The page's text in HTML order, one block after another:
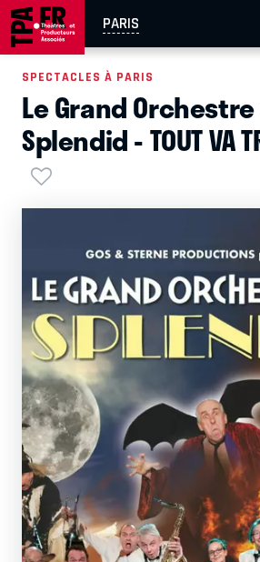
PARIS
AIX-MARSEILLE
EN TOURNÉE
SPECTACLES À PARIS
Le Grand
Splendid - TOUT VA